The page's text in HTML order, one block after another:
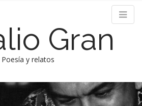
Gran
Poesía y relatos